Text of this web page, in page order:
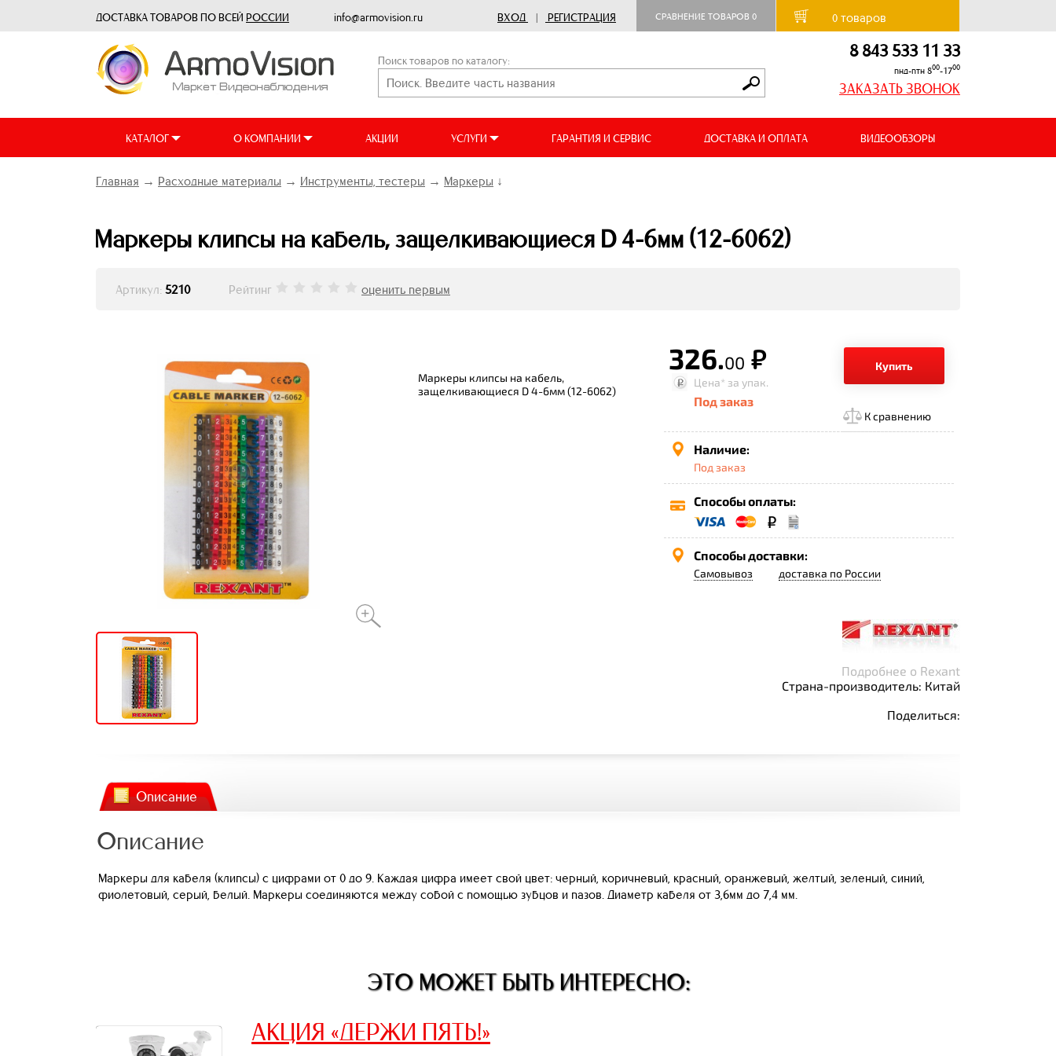
ДОСТАВКА ТОВАРОВ ПО ВСЕЙ РОССИИ info@armovision.ru ВХОД | РЕГИСТРАЦИЯ СРАВНЕНИЕ ТОВАРОВ 0 0товаров
Поиск товаров по каталогу: 8 843 533 11 33
пнд-птн 800-1700
ЗАКАЗАТЬ ЗВОНОК
КАТАЛОГ О КОМПАНИИ АКЦИИ УСЛУГИ ГАРАНТИЯ И СЕРВИС ДОСТАВКА И ОПЛАТА ВИДЕООБЗОРЫ
Главная → Расходные материалы → Инструменты, тестеры → Маркеры ↓
Маркеры клипсы на кабель, защелкивающиеся D 4-6мм (12-6062)
Артикул: 5210 Рейтинг оценить первым
Маркеры клипсы на кабель,
защелкивающиеся D 4-6мм (12-6062)
326.00 р.
Купить
Цена* за упак.
Под заказ
К сравнению
Наличие:
Под заказ
Способы оплаты:
Способы доставки:
Самовывоз доставка по России
Подробнее о Rexant
Страна-производитель: Китай
Поделиться:
Описание
Описание
Маркеры для кабеля (клипсы) с цифрами от 0 до 9. Каждая цифра имеет свой цвет: черный, коричневый, красный, оранжевый, желтый, зеленый, синий,
фиолетовый, серый, белый. Маркеры соединяются между собой с помощью зубцов и пазов. Диаметр кабеля от 3,6мм до 7,4 мм.
ЭТО МОЖЕТ БЫТЬ ИНТЕРЕСНО:
АКЦИЯ «ДЕРЖИ ПЯТЬ!»